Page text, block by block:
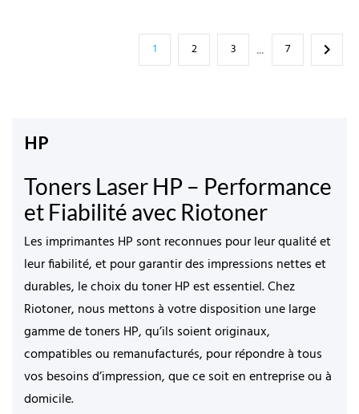
1 2 3 … 7 
HP
Toners Laser HP – Performance
et Fiabilité avec Riotoner
Les imprimantes HP sont reconnues pour leur qualité et
leur fiabilité, et pour garantir des impressions nettes et
durables, le choix dutoner HP est essentiel. Chez
Riotoner, nous mettons à votre disposition une large
gamme de toners HP, qu’ils soient originaux,
compatibles ou remanufacturés, pour répondre à tous
vos besoins d’impression, que ce soit en entreprise ou à
domicile.